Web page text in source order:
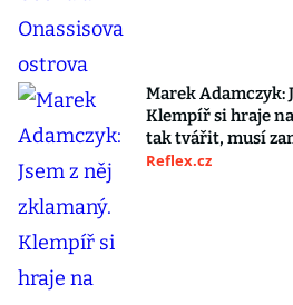
Marek Adamczyk:
Klempíř si hraje
tak tvářit, musí
Reflex.cz